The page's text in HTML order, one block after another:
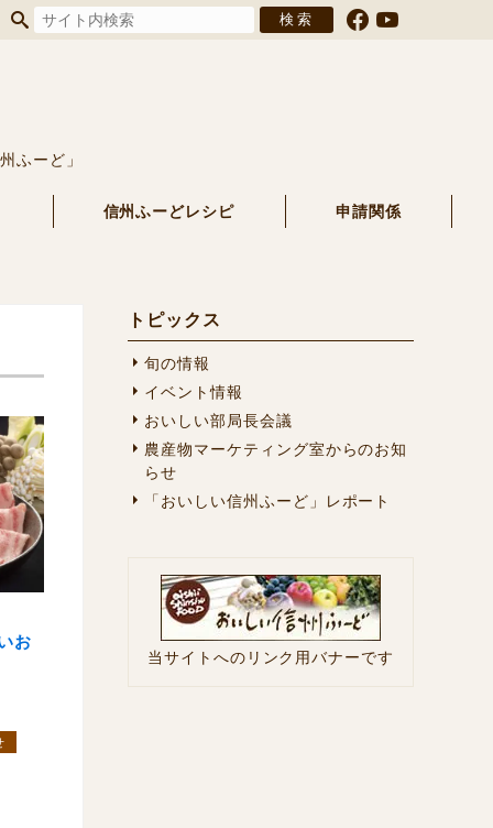
ふーど」
信州ふーどレシピ 申請関係
お
トピックス
旬の情報
イベント情報
おいしい部局長会議
農産物マーケティング室からのお知
らせ
「おいしい信州ふーど」レポート
当サイトへのリンク用バナーです